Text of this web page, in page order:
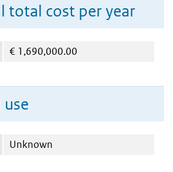
total cost per year
€ 1,690,000.00
Unknown